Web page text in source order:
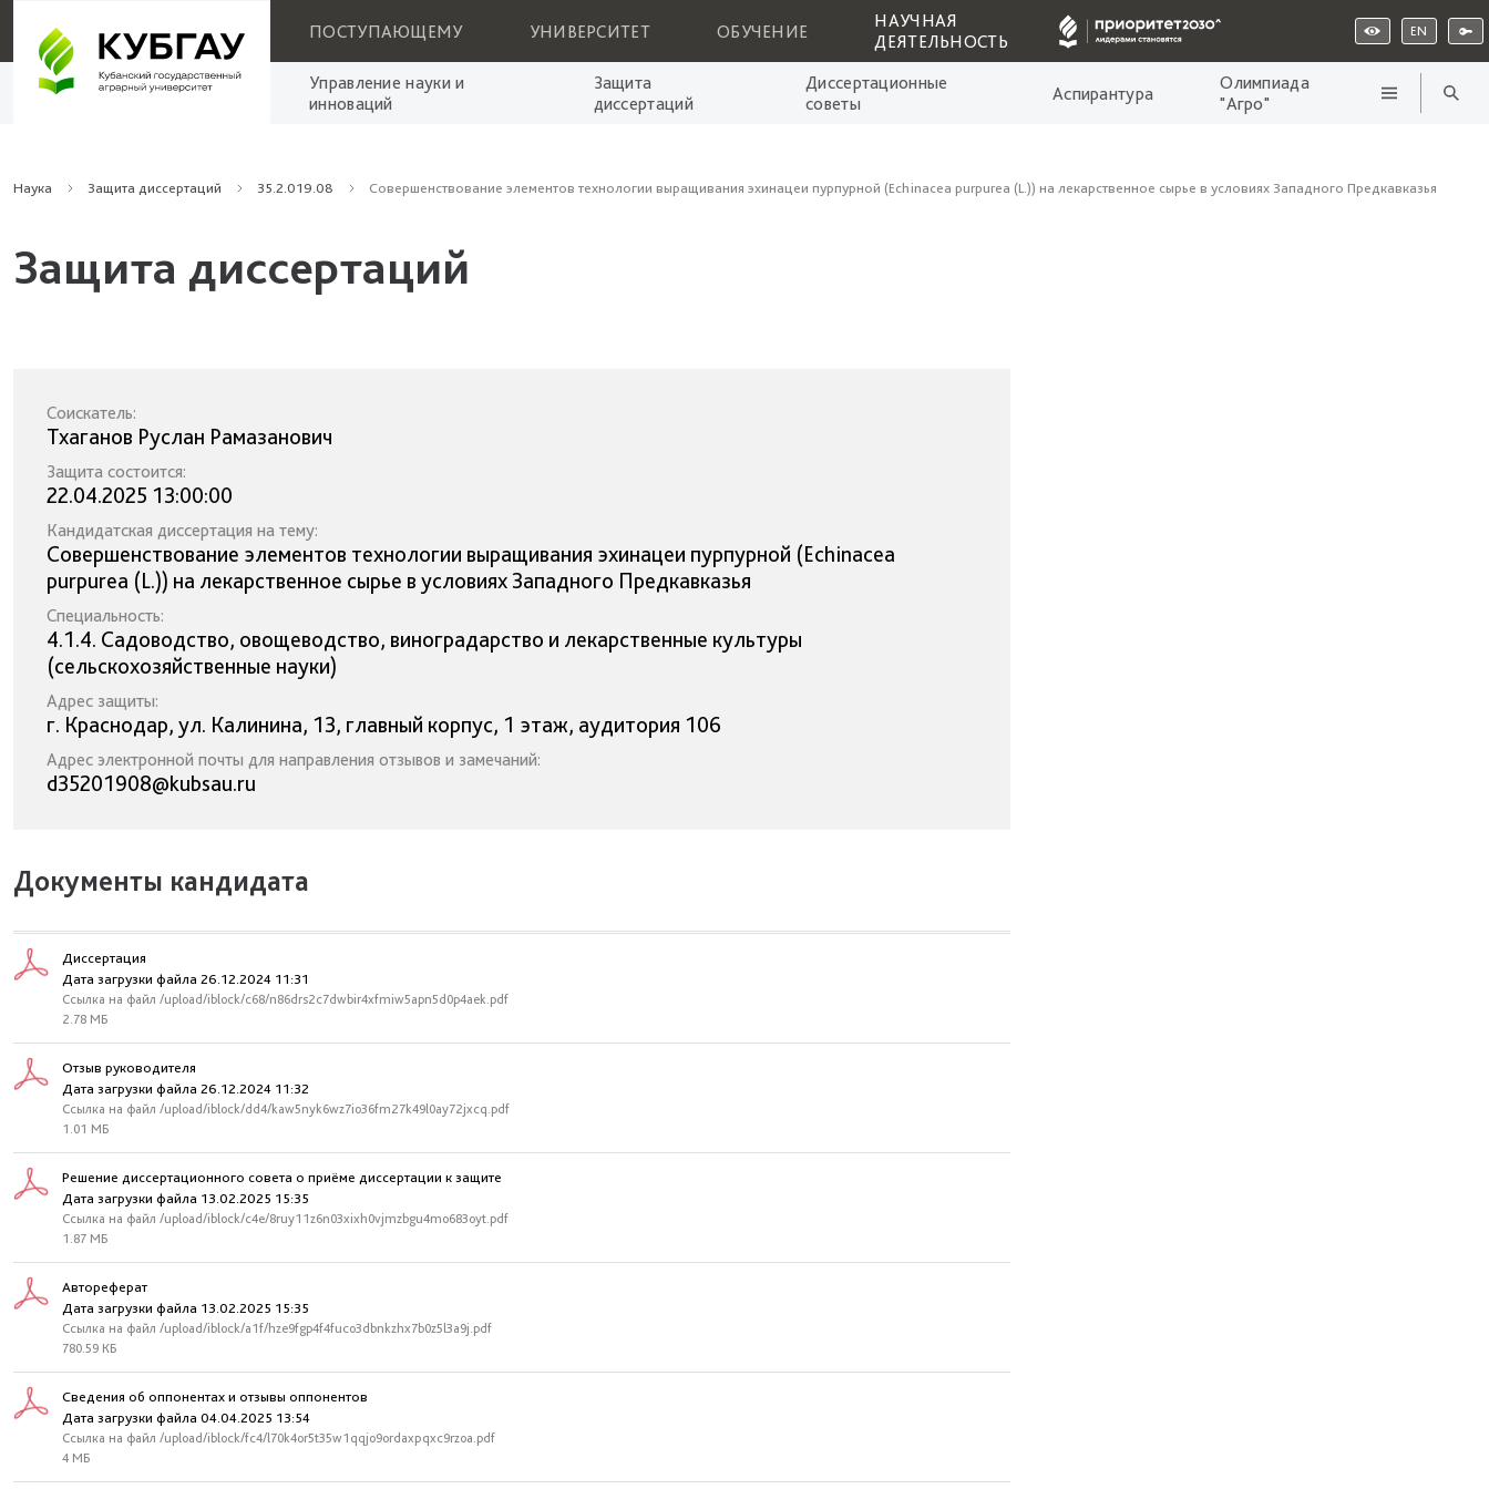
ПОСТУПАЮЩЕМУ УНИВЕРСИТЕТ ОБУЧЕНИЕ
НАУЧНАЯ
ДЕЯТЕЛЬНОСТЬ
EN
Управление науки и
инноваций
Защита
диссертаций
Диссертационные
советы
Аспирантура
Олимпиада
"Агро"
Наука Защита диссертаций 35.2.019.08 Совершенствование элементов технологии выращивания эхинацеи пурпурной (Echinacea purpurea (L.)) на лекарственное сырье в условиях Западного Предкавказья
Защита диссертаций
Соискатель:
Тхаганов Руслан Рамазанович
Защита состоится:
22.04.2025 13:00:00
Кандидатская диссертация на тему:
Совершенствование элементов технологии выращивания эхинацеи пурпурной (Echinacea
purpurea (L.)) на лекарственное сырье в условиях Западного Предкавказья
Специальность:
4.1.4. Садоводство, овощеводство, виноградарство и лекарственные культуры
(сельскохозяйственные науки)
Адрес защиты:
г. Краснодар, ул. Калинина, 13, главный корпус, 1 этаж, аудитория 106
Адрес электронной почты для направления отзывов и замечаний:
d35201908@kubsau.ru
Документы кандидата
Диссертация
Дата загрузки файла 26.12.2024 11:31
Ссылка на файл /upload/iblock/c68/n86drs2c7dwbir4xfmiw5apn5d0p4aek.pdf
2.78 МБ
Отзыв руководителя
Дата загрузки файла 26.12.2024 11:32
Ссылка на файл /upload/iblock/dd4/kaw5nyk6wz7io36fm27k49l0ay72jxcq.pdf
1.01 МБ
Решение диссертационного совета о приёме диссертации к защите
Дата загрузки файла 13.02.2025 15:35
Ссылка на файл /upload/iblock/c4e/8ruy11z6n03xixh0vjmzbgu4mo683oyt.pdf
1.87 МБ
Автореферат
Дата загрузки файла 13.02.2025 15:35
Ссылка на файл /upload/iblock/a1f/hze9fgp4f4fuco3dbnkzhx7b0z5l3a9j.pdf
780.59 КБ
Сведения об оппонентах и отзывы оппонентов
Дата загрузки файла 04.04.2025 13:54
Ссылка на файл /upload/iblock/fc4/l70k4or5t35w1qqjo9ordaxpqxc9rzoa.pdf
4 МБ